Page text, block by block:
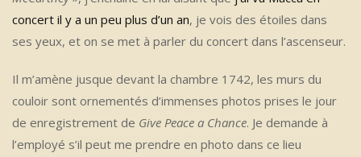
concert il y a un peu plus d’un an, je vois des étoiles dans
ses yeux, et on se met à parler du concert dans l’ascenseur.
Il m’amène jusque devant la chambre 1742, les murs du
couloir sont ornementés d’immenses photos prises le jour
de enregistrement de Give Peace a Chance. Je demande à
l’employé s’il peut me prendre en photo dans ce lieu